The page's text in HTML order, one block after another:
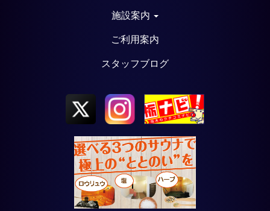
施設案内
ご利用案内
スタッフブログ